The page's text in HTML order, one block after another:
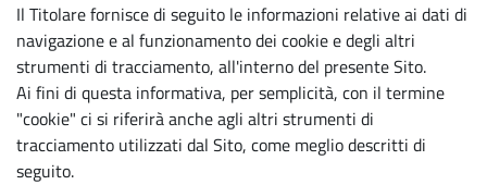
Il Titolare fornisce di seguito le informazioni relative ai dati di
navigazione e al funzionamento dei cookie e degli altri
strumenti di tracciamento, all'interno del presente Sito.
Ai fini di questa informativa, per semplicità, con il termine
"cookie" ci si riferirà anche agli altri strumenti di
tracciamento utilizzati dal Sito, come meglio descritti di
seguito.